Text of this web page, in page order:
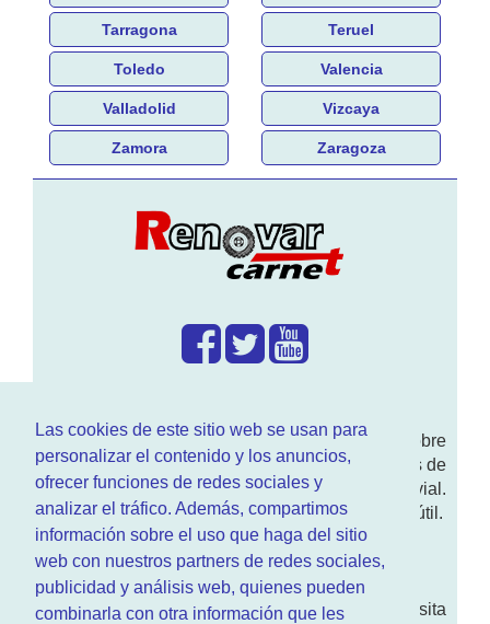
Las cookies de este sitio web se usan para
personalizar el contenido y los anuncios,
ofrecer funciones de redes sociales y
analizar el tráfico. Además, compartimos
información sobre el uso que haga del sitio
web con nuestros partners de redes sociales,
publicidad y análisis web, quienes pueden
combinarla con otra información que les
Tarragona Teruel
Toledo Valencia
Valladolid Vizcaya
Zamora Zaragoza
Enwww.RenovarCarnet.comTe contamos sobre
larenovación del permisode conducir, noticias de
actualidad motor y sobre todo seguridad vial.
Ademas tenemos todo tipo de información DGT útil.
¿Quienes somos?
Quieres saber quien mantiene la pagina, visita